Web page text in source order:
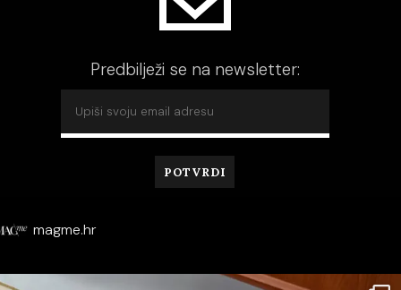
Predbilježi se na newsletter:
magme.hr